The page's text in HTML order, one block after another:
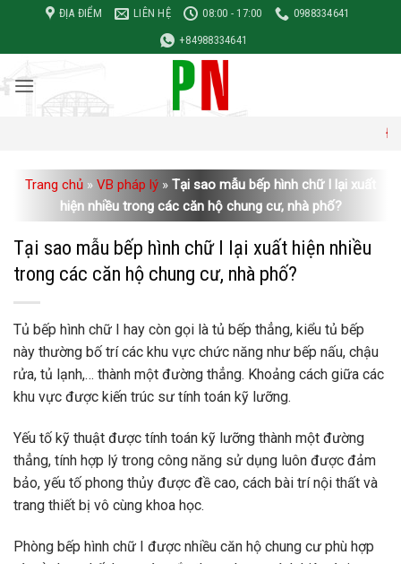
nội
dung
ĐỊA ĐIỂM LIÊN HỆ 08:00 - 17:00
0988334641
+84988334641
Đơn giá xây
Trang chủ » VB pháp lý » Tại sao mẫu bếp hình chữ I lại xuất
hiện nhiều trong các căn hộ chung cư, nhà phố?
Tại sao mẫu bếp hình chữ I lại xuất hiện nhiều
trong các căn hộ chung cư, nhà phố?
Tủ bếp hình chữ I hay còn gọi là tủ bếp thẳng, kiểu tủ bếp
này thường bố trí các khu vực chức năng như bếp nấu, chậu
rửa, tủ lạnh,… thành một đường thẳng. Khoảng cách giữa các
khu vực được kiến ​​trúc sư tính toán kỹ lưỡng.
Yếu tố kỹ thuật được tính toán kỹ lưỡng thành một đường
thẳng, tính hợp lý trong công năng sử dụng luôn được đảm
bảo, yếu tố phong thủy được đề cao, cách bài trí nội thất và
trang thiết bị vô cùng khoa học.
Phòng bếp hình chữ I được nhiều căn hộ chung cư phù hợp